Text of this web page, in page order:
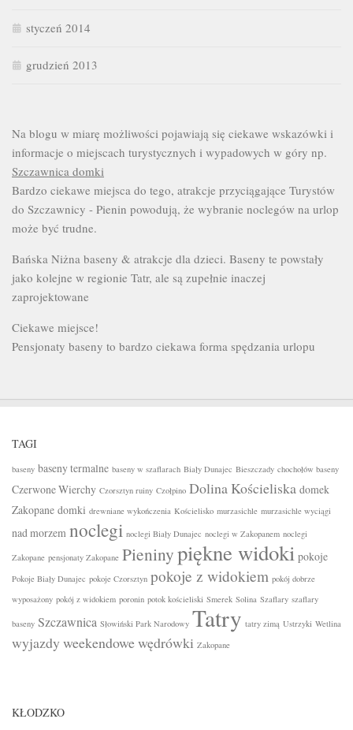
styczeń 2014
grudzień 2013
Na blogu w miarę możliwości pojawiają się ciekawe wskazówki i
informacje o miejscach turystycznych i wypadowych w góry np.
Szczawnica domki
Bardzo ciekawe miejsca do tego, atrakcje przyciągające Turystów
do Szczawnicy - Pienin powodują, że wybranie noclegów na urlop
może być trudne.
Bańska Niżna baseny & atrakcje dla dzieci. Baseny te powstały
jako kolejne w regionie Tatr, ale są zupełnie inaczej
zaprojektowane
Ciekawe miejsce!
Pensjonaty baseny to bardzo ciekawa forma spędzania urlopu
TAGI
baseny baseny termalne baseny w szaflarach Biały Dunajec Bieszczady chochołów baseny
Czerwone Wierchy Czorsztyn ruiny Czołpino Dolina Kościeliska domek
Zakopane domki drewniane wykończenia Kościelisko murzasichle murzasichle wyciągi
nad morzem noclegi noclegi Biały Dunajec noclegi w Zakopanem noclegi
Zakopane pensjonaty Zakopane Pieninypiękne widoki pokoje
Pokoje Biały Dunajec pokoje Czorsztyn pokoje z widokiem pokój dobrze
wyposażony pokój z widokiem poronin potok kościeliski Smerek Solina Szaflary szaflary
baseny Szczawnica Słowiński Park Narodowy Tatry tatry zimą Ustrzyki Wetlina
wyjazdy weekendowewędrówki Zakopane
KŁODZKO